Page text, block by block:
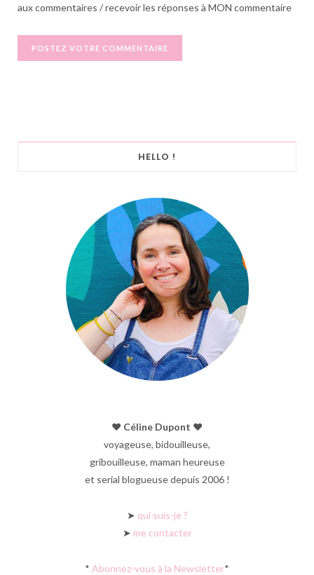
aux commentaires / recevoir les réponses à MON commentaire
HELLO !
♥︎ Céline Dupont ♥︎
voyageuse, bidouilleuse,
gribouilleuse, maman heureuse
et serial blogueuse depuis 2006 !
➤ qui suis-je ?
➤ me contacter
* Abonnez-vous à la Newsletter*